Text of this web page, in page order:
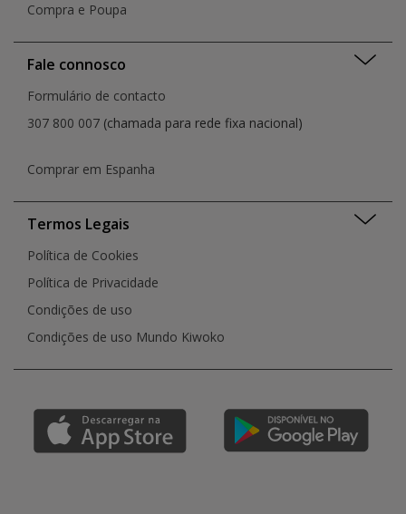
Compra e Poupa
Fale connosco
Formulário de contacto
307 800 007 (chamada para rede fixa nacional)
Comprar em Espanha
Termos Legais
Política de Cookies
Política de Privacidade
Condições de uso
Condições de uso Mundo Kiwoko